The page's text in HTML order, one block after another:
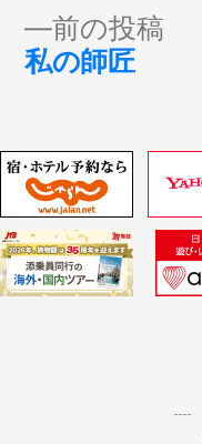
ナ
ゲ
ー
シ
前の投稿
私の師匠